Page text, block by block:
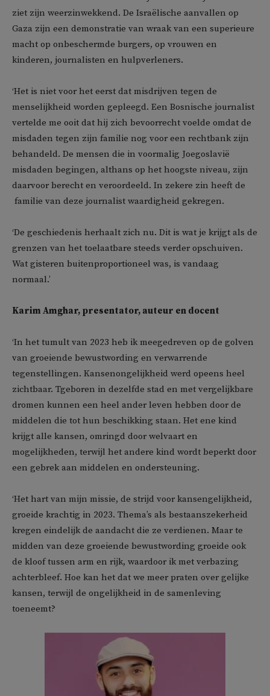
ziet zijn weerzinwekkend. De Israëlische aanvallen op
Gaza zijn een demonstratie van wraak van een superieure
macht op onbeschermde burgers, op vrouwen en
kinderen, journalisten en hulpverleners.
‘Het is niet voor het eerst dat misdrijven tegen de
menselijkheid worden gepleegd. Een Bosnische journalist
vertelde me ooit dat hij zich bevoorrecht voelde omdat de
misdaden tegen zijn familie nog voor een rechtbank zijn
behandeld. De mensen die in voormalig Joegoslavië
misdaden begingen, althans op het hoogste niveau, zijn
daarvoor berecht en veroordeeld. In zekere zin heeft de
familie van deze journalist waardigheid gekregen.
‘De geschiedenis herhaalt zich nu. Dit is wat je krijgt als de
grenzen van het toelaatbare steeds verder opschuiven.
Wat gisteren buitenproportioneel was, is vandaag
normaal.’
Karim Amghar, presentator, auteur en docent
‘In het tumult van 2023 heb ik meegedreven op de golven
van groeiende bewustwording en verwarrende
tegenstellingen. Kansenongelijkheid werd opeens heel
zichtbaar. Tgeboren in dezelfde stad en met vergelijkbare
dromen kunnen een heel ander leven hebben door de
middelen die tot hun beschikking staan. Het ene kind
krijgt alle kansen, omringd door welvaart en
mogelijkheden, terwijl het andere kind wordt beperkt door
een gebrek aan middelen en ondersteuning.
‘Het hart van mijn missie, de strijd voor kansengelijkheid,
groeide krachtig in 2023. Thema’s als bestaanszekerheid
kregen eindelijk de aandacht die ze verdienen. Maar te
midden van deze groeiende bewustwording groeide ook
de kloof tussen arm en rijk, waardoor ik met verbazing
achterbleef. Hoe kan het dat we meer praten over gelijke
kansen, terwijl de ongelijkheid in de samenleving
toeneemt?